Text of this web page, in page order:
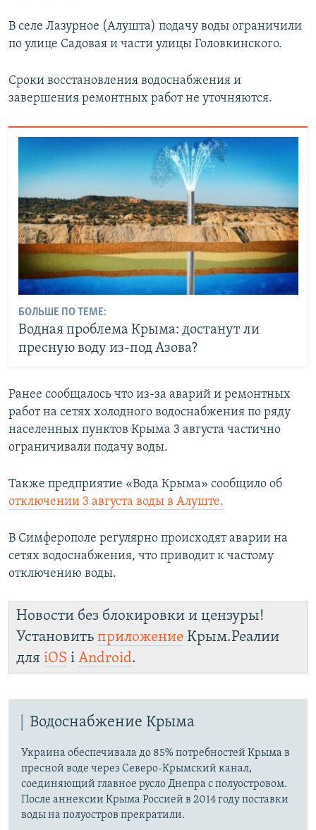
В селе Лазурное (Алушта) подачу воды ограничили
по улице Садовая и части улицы Головкинского.
Сроки восстановления водоснабжения и
завершения ремонтных работ не уточняются.
БОЛЬШЕ ПО ТЕМЕ:
Водная проблема Крыма: достанут ли
пресную воду из-под Азова?
Ранее сообщалось что из-за аварий и ремонтных
работ на сетях холодного водоснабжения по ряду
населенных пунктов Крыма 3 августа частично
ограничивали подачу воды.
Также предприятие «Вода Крыма» сообщило об
отключении 3 августа воды в Алуште.
В Симферополе регулярно происходят аварии на
сетях водоснабжения, что приводит к частому
отключению воды.​
Новости без блокировки и цензуры!
Установить приложение Крым.Реалии
для iOS і Android.
Водоснабжение Крыма
Украина обеспечивала до 85% потребностей Крыма в
пресной воде через Северо-Крымский канал,
соединяющий главное русло Днепра с полуостровом.
После аннексии Крыма Россией в 2014 году поставки
воды на полуостров прекратили.